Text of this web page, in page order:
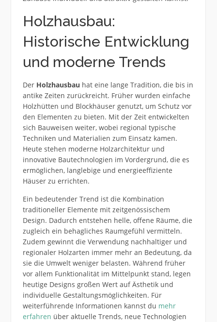
Holzhausbau:
Historische Entwicklung
und moderne Trends
Der Holzhausbau hat eine lange Tradition, die bis in
antike Zeiten zurückreicht. Früher wurden einfache
Holzhütten und Blockhäuser genutzt, um Schutz vor
den Elementen zu bieten. Mit der Zeit entwickelten
sich Bauweisen weiter, wobei regional typische
Techniken und Materialien zum Einsatz kamen.
Heute stehen moderne Holzarchitektur und
innovative Bautechnologien im Vordergrund, die es
ermöglichen, langlebige und energieeffiziente
Häuser zu errichten.
Ein bedeutender Trend ist die Kombination
traditioneller Elemente mit zeitgenössischem
Design. Dadurch entstehen helle, offene Räume, die
zugleich ein behagliches Raumgefühl vermitteln.
Zudem gewinnt die Verwendung nachhaltiger und
regionaler Holzarten immer mehr an Bedeutung, da
sie die Umwelt weniger belasten. Während früher
vor allem Funktionalität im Mittelpunkt stand, legen
heutige Designs großen Wert auf Ästhetik und
individuelle Gestaltungsmöglichkeiten. Für
weiterführende Informationen kannst du mehr
erfahren über aktuelle Trends, neue Technologien